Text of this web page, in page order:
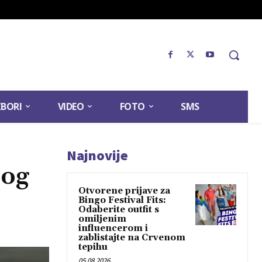
VIDEO FOTO SMS
Najnovije
Otvorene prijave za
Bingo Festival Fits:
Odaberite outfit s
omiljenim
influencerom i
zablistajte na Crvenom
tepihu